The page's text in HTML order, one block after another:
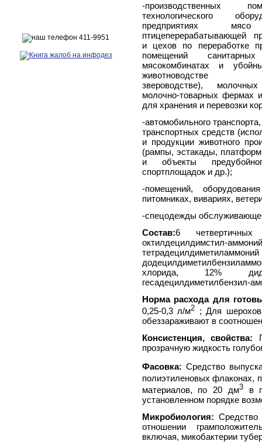
-производственных
технологического
предприятиях
птицеперерабатывающей
и цехов по переработке
помещений
мясокомбинатах и
животноводстве
звероводстве),
молочно-товарных фермах
для хранения и перевозки
-автомобильного
транспортных средств
и продукции животного
(рампы, эстакады,
и объекты
спортплощадок и др.);
-помещений,
питомниках, вивариях,
-спецодежды
Состав:6
хлорида, 12%
гесадецилдиметилбензил-
Норма расхода для
0,25-0,3 л/м2
; Для
обеззараживают в
Консистенция, свойства:
прозрачную жидкость
Фасовка: Средство
полиэтиленовых флаконах,
материалов, по 20 дм3в
установленном порядке
Микробиология: Средство
отношении
включая, микобактерии